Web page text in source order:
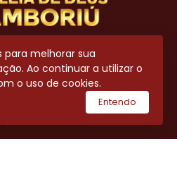
para melhorar sua
Ao continuar a utilizar o
o uso de cookies.
Entendo
3404-8700